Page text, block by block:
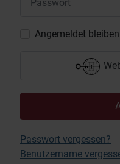
Angemeldet bleiben
Passwort vergessen?
Benutzername